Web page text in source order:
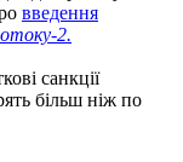
введення
2.
санкції
більш ніж по